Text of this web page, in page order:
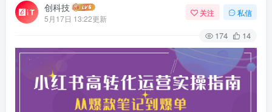
创科技
5月17日 13:22更新
关注 私信
174 14